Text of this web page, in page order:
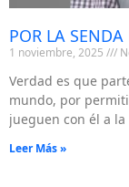
POR LA
1 noviembre, 2025
Verdad es que
mundo, por
jueguen con él a la
Leer Más »